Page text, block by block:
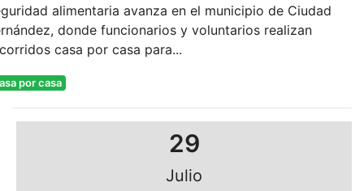
alimentaria avanza en el municipio de Ciudad
donde funcionarios y voluntarios realizan
casa por casa para...
por casa
29
Julio